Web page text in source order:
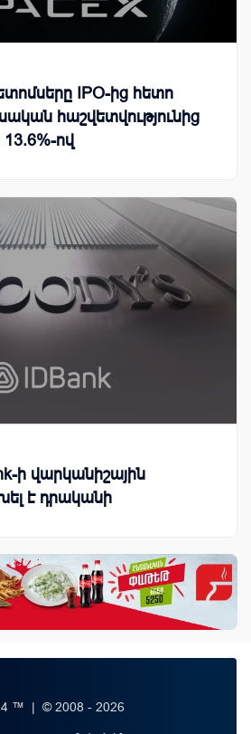
IPO-ից հետո
հաշվետվությունից
ով
ի վարկանիշային
է դրականի
™ | © 2008 - 2026